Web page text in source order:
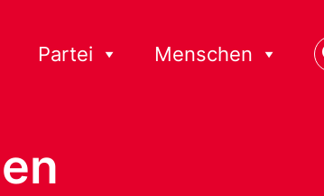
Partei Menschen